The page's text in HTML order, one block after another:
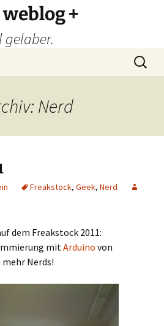
+
Suchen
nach:
Nerd
Freakstock, Geek, Nerd
dem Freakstock 2011:
mitArduino von
mehr Nerds!